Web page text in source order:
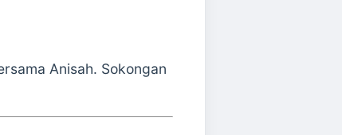
Anisah. Sokongan